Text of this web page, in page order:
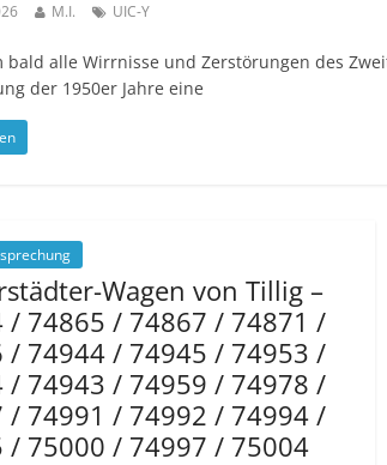
M.I. UIC-Y
bald alle Wirrnisse und Zerstörungen des
der 1950er Jahre eine
Wagen von Tillig –
/ 74865 / 74867 / 74871 /
/ 74944 / 74945 / 74953 /
/ 74943 / 74959 / 74978 /
/ 74991 / 74992 / 74994 /
/ 75000 / 74997 / 75004